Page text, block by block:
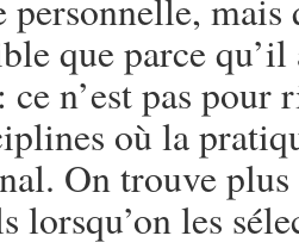
mais
que parce
ce n’est pas
où la
On trouve
lorsqu’on les